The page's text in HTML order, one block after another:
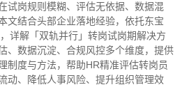
试岗规则模糊、评估无依据、数据混
文结合头部企业落地经验，依托东宝
详解「双轨并行」转岗试岗期解决方
、数据沉淀、合规风控多个维度，提供
制度与方法，帮助HR精准评估转岗员
动、降低人事风险、提升组织管理效